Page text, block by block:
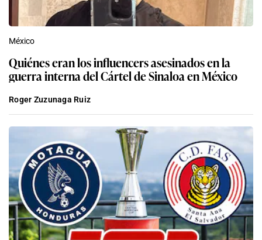
México
Quiénes eran los influencers asesinados en la
guerra interna del Cártel de Sinaloa en México
Roger Zuzunaga Ruiz